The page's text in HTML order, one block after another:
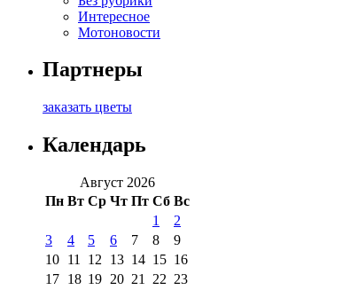
Интересное
Мотоновости
Партнеры
заказать цветы
Календарь
Август 2026
Пн Вт Ср Чт Пт Сб Вс
1
2
3
4 5 6 7 8
9
10 11 12 13 14 15 16
17 18 19 20 21 22 23